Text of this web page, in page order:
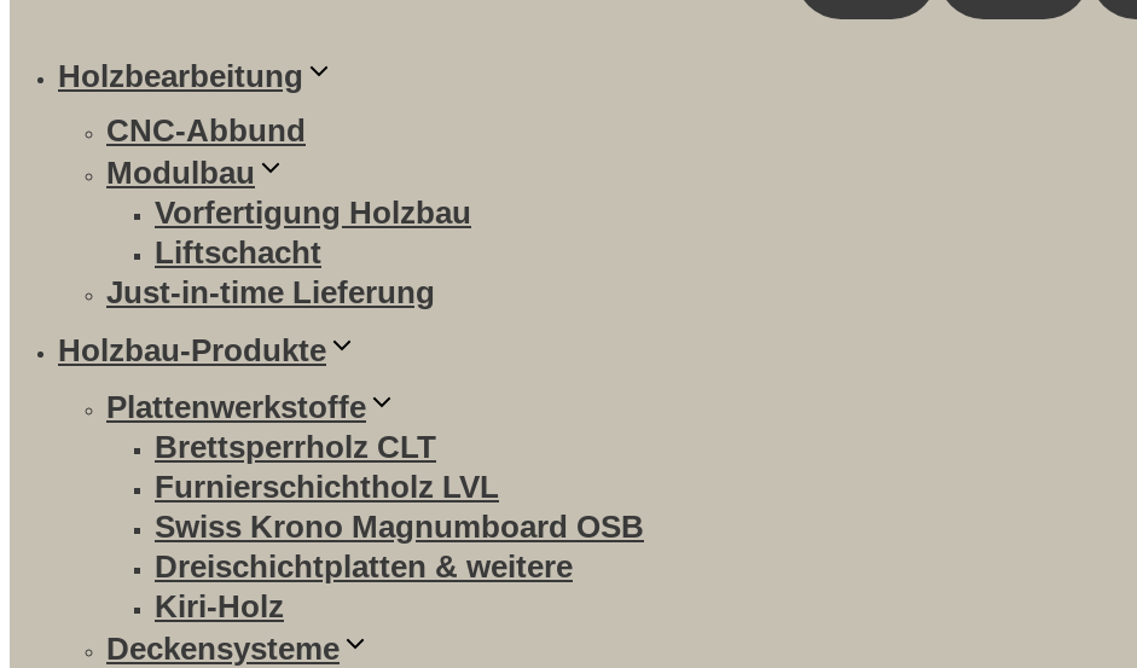
Holzbearbeitung
CNC-Abbund
Modulbau
Vorfertigung Holzbau
Liftschacht
Just-in-time Lieferung
Holzbau-Produkte
Plattenwerkstoffe
Brettsperrholz CLT
Furnierschichtholz LVL
Swiss Krono Magnumboard OSB
Dreischichtplatten & weitere
Kiri-Holz
Deckensysteme